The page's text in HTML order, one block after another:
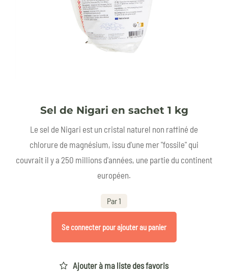
Sel de Nigari en sachet 1 kg
Le sel de Nigari est un cristal naturel non raffiné de
chlorure de magnésium, issu d'une mer "fossile" qui
couvrait il y a 250 millions d'années, une partie du continent
européen.
Par 1
Se connecter pour ajouter au panier
Ajouter à ma liste des favoris